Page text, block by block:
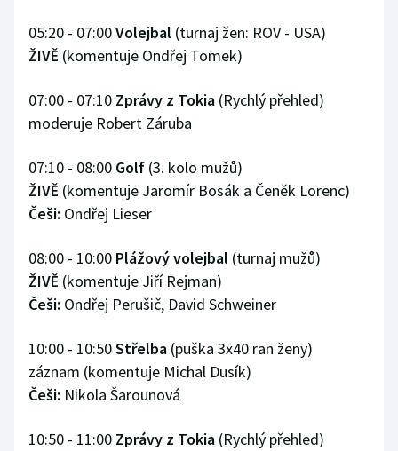
05:20 - 07:00Volejbal (turnaj žen: ROV - USA)
ŽIVĚ (komentuje Ondřej Tomek)
07:00 - 07:10 Zprávy z Tokia (Rychlý přehled)
moderuje Robert Záruba
07:10 - 08:00 Golf (3. kolo mužů)
ŽIVĚ (komentuje Jaromír Bosák a Čeněk Lorenc)
Češi: Ondřej Lieser
08:00 - 10:00 Plážový volejbal (turnaj mužů)
ŽIVĚ (komentuje Jiří Rejman)
Češi: Ondřej Perušič, David Schweiner
10:00 - 10:50Střelba (puška 3x40 ran ženy)
záznam (komentuje Michal Dusík)
Češi: Nikola Šarounová
10:50 - 11:00 Zprávy z Tokia (Rychlý přehled)